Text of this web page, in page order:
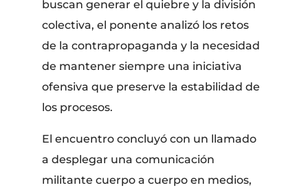
buscan generar el quiebre y la división
colectiva, el ponente analizó los retos
de la contrapropaganda y la necesidad
de mantener siempre una iniciativa
ofensiva que preserve la estabilidad de
los procesos.
El encuentro concluyó con un llamado
a desplegar una comunicación
militante cuerpo a cuerpo en medios,